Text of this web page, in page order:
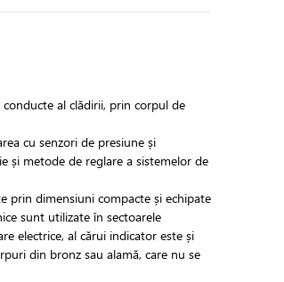
al clădirii, prin corpul de
cu senzori de presiune și
și metode de reglare a sistemelor de
prin dimensiuni compacte și echipate
sunt utilizate în sectoarele
electrice, al cărui indicator este și
din bronz sau alamă, care nu se